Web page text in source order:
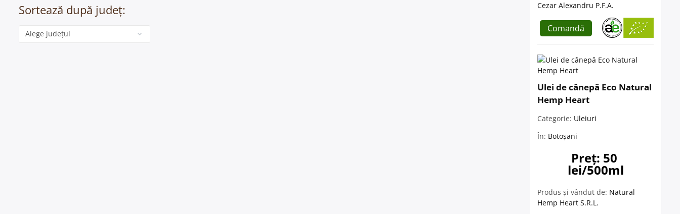
Sortează după județ:
Categorie
Cezar Alexandru P.F.A.
Comandă
Ulei de cânepă Eco Natural
Hemp Heart
Categorie: Uleiuri
În: Botoșani
Preț: 50
lei/500ml
Produs și vândut de: Natural
Hemp Heart S.R.L.